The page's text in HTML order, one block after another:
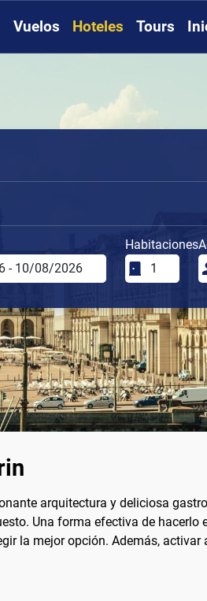
Vuelos Hoteles Tours
Habitaciones
arquitectura y deliciosa
Una forma efectiva de
la mejor opción. Además,